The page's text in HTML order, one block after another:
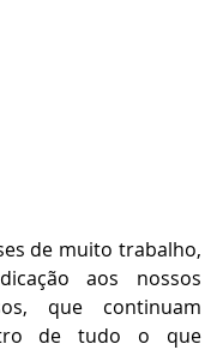
de muito trabalho,
aos nossos
que continuam
de tudo o que